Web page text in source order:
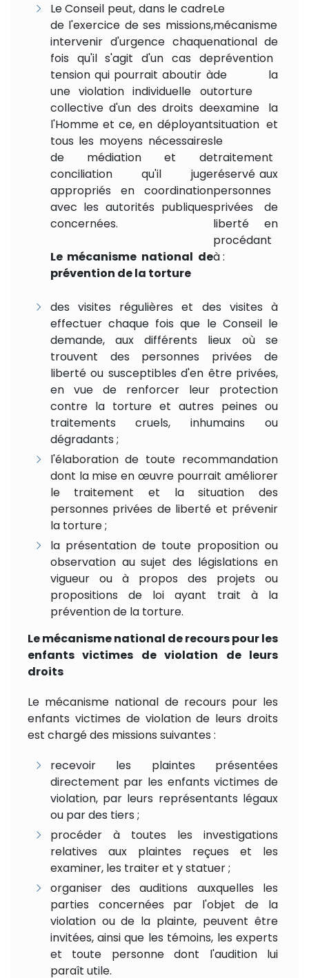
Le Conseil peut, dans le cadre
de l'exercice de ses missions,
intervenir d'urgence chaque
fois qu'il s'agit d'un cas de
tension qui pourrait aboutir à
une violation individuelle ou
collective d'un des droits de
l'Homme et ce, en déployant
tous les moyens nécessaires
de médiation et de
conciliation qu'il juge
appropriés en coordination
avec les autorités publiques
concernées.
Le mécanisme national de
prévention de la torture
Le
mécanisme
national de
prévention
de la
torture
examine la
situation et
le
traitement
réservé aux
personnes
privées de
liberté en
procédant
à :
des visites régulières et des visites à
effectuer chaque fois que le Conseil le
demande, aux différents lieux où se
trouvent des personnes privées de
liberté ou susceptibles d'en être privées,
en vue de renforcer leur protection
contre la torture et autres peines ou
traitements cruels, inhumains ou
dégradants ;
l'élaboration de toute recommandation
dont la mise en œuvre pourrait améliorer
le traitement et la situation des
personnes privées de liberté et prévenir
la torture ;
la présentation de toute proposition ou
observation au sujet des législations en
vigueur ou à propos des projets ou
propositions de loi ayant trait à la
prévention de la torture.
Le mécanisme national de recours pour les
enfants victimes de violation de leurs
droits
Le mécanisme national de recours pour les
enfants victimes de violation de leurs droits
est chargé des missions suivantes :
recevoir les plaintes présentées
directement par les enfants victimes de
violation, par leurs représentants légaux
ou par des tiers ;
procéder à toutes les investigations
relatives aux plaintes reçues et les
examiner, les traiter et y statuer ;
organiser des auditions auxquelles les
parties concernées par l'objet de la
violation ou de la plainte, peuvent être
invitées, ainsi que les témoins, les experts
et toute personne dont l'audition lui
paraît utile.